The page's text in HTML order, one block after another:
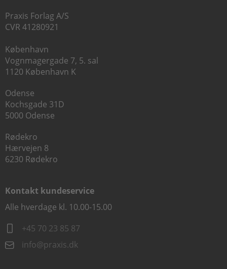
Praxis Forlag A/S
CVR 41280921
København
Vognmagergade 7, 5. sal
1120 København K
Odense
Kochsgade 31D
5000 Odense
Rødekro
Hærvejen 8
6230 Rødekro
Kontakt kundeservice
Alle hverdage kl. 10.00-15.00
+45 70 23 85 87
info@praxis.dk